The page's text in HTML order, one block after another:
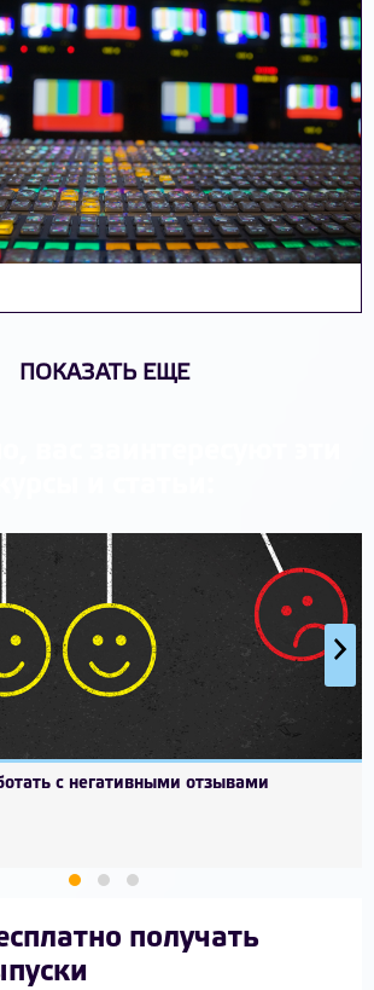
ПОКАЗАТЬ ЕЩЕ
с негативными отзывами
›
получать